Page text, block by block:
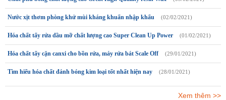
Nước xịt thơm phòng khử mùi kháng khuẩn nhập khẩu (02/02/2021)
Hóa chất tẩy rửa dầu mỡ chất lượng cao Super Clean Up Power (01/02/2021)
Hóa chất tẩy cặn canxi cho bồn rửa, máy rửa bát Scale Off (29/01/2021)
Tìm hiểu hóa chất đánh bóng kim loại tốt nhất hiện nay (28/01/2021)
Xem thêm >>